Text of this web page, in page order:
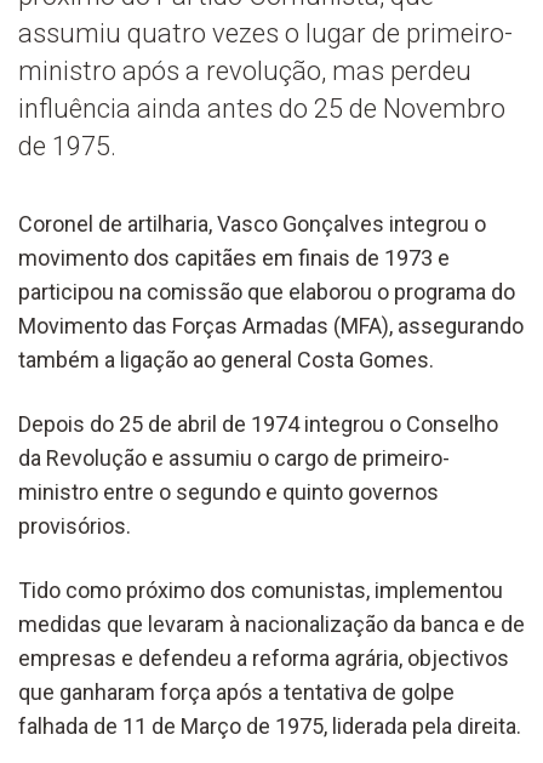
assumiu quatro vezes o lugar de primeiro-
ministro após a revolução, mas perdeu
influência ainda antes do 25 de Novembro
de 1975.
Coronel de artilharia, Vasco Gonçalves integrou o
movimento dos capitães em finais de 1973 e
participou na comissão que elaborou o programa do
Movimento das Forças Armadas (MFA), assegurando
também a ligação ao general Costa Gomes.
Depois do 25 de abril de 1974 integrou o Conselho
da Revolução e assumiu o cargo de primeiro-
ministro entre o segundo e quinto governos
provisórios.
Tido como próximo dos comunistas, implementou
medidas que levaram à nacionalização da banca e de
empresas e defendeu a reforma agrária, objectivos
que ganharam força após a tentativa de golpe
falhada de 11 de Março de 1975, liderada pela direita.